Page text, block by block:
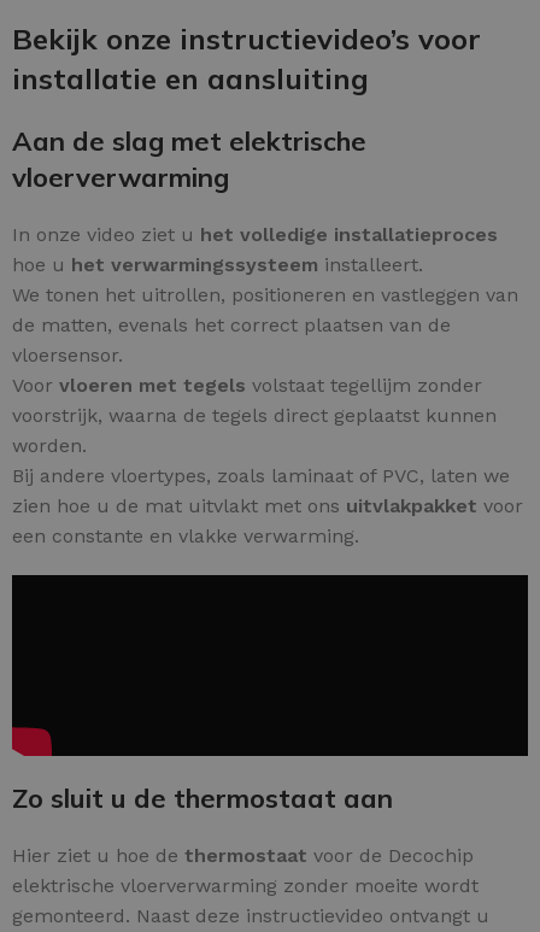
Bekijk onze instructievideo’s voor
installatie en aansluiting
Aan de slag met elektrische
vloerverwarming
In onze video ziet u het volledige installatieproces
hoe u het verwarmingssysteem installeert.
We tonen het uitrollen, positioneren en vastleggen van
de matten, evenals het correct plaatsen van de
vloersensor.
Voor vloeren met tegels volstaat tegellijm zonder
voorstrijk, waarna de tegels direct geplaatst kunnen
worden.
Bij andere vloertypes, zoals laminaat of PVC, laten we
zien hoe u de mat uitvlakt met ons uitvlakpakket voor
een constante en vlakke verwarming.
Zo sluit u de thermostaat aan
Hier ziet u hoe de thermostaat voor de Decochip
elektrische vloerverwarming zonder moeite wordt
gemonteerd. Naast deze instructievideo ontvangt u